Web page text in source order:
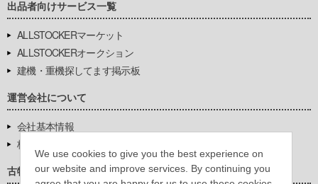
We use cookies to give you the best experience on
our website and improve services. By continuing you
出品者向けサービス一覧
ALLSTOCKERマーケット
ALLSTOCKERオークション
建機・重機探してます掲示板
運営会社について
会社基本情報
株式会社豊環境開発
古物営業法に基づく表示